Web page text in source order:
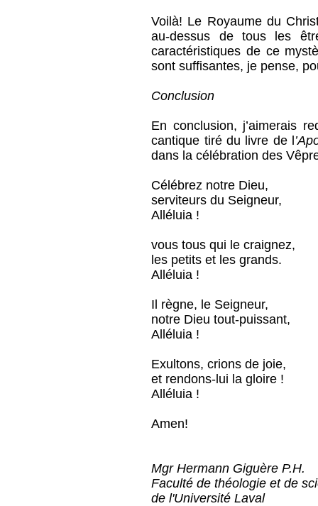
Voilà! Le Royaume du
au-dessus de tous les
caractéristiques de ce
sont suffisantes, je pense,
Conclusion
En conclusion, j’aimerais
cantique tiré du livre de l
dans la célébration des
Célébrez notre Dieu,
serviteurs du Seigneur,
Alléluia !
vous tous qui le craignez,
les petits et les grands.
Alléluia !
Il règne, le Seigneur,
notre Dieu tout-puissant,
Alléluia !
Exultons, crions de joie,
et rendons-lui la gloire !
Alléluia !
Amen!
Mgr Hermann Giguère P.H.
Faculté de théologie et de
de l'Université Laval